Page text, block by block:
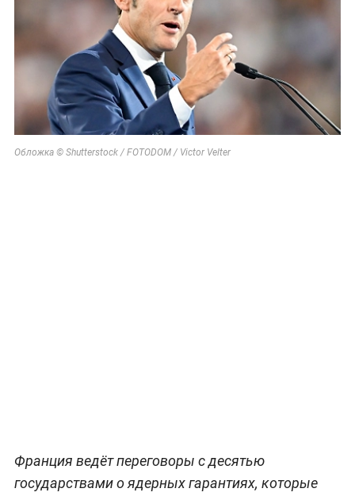
Обложка © Shutterstock / FOTODOM / Victor Velter
Франция ведёт переговоры с десятью
государствами о ядерных гарантиях, которые